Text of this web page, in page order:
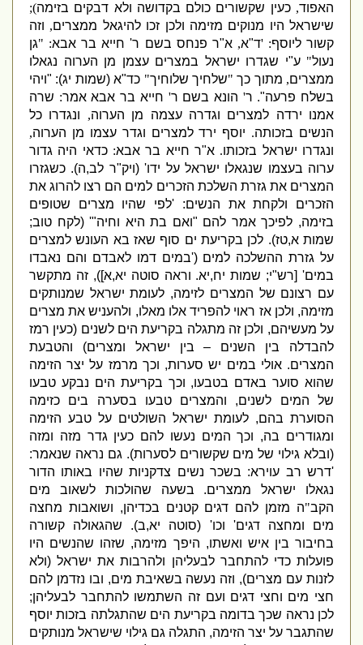
האפוד,כעין שקשורים כולם בקדושה ולא דבקים בזימה);
שישראל היו מנוקים מזימה ולכן זכו להיגאל ממצרים,וזה
קשור ליוסף: 'ד "א,א "ר פנחס בשם ר 'חייא בר אבא: "גן
נעול"ע "י שגדרו ישראל במצרים עצמן מן הערוה נגאלו
ממצרים,מתוך כך"שלחיך שלוחיך"כד"א(שמות יג ): "ויהי
בשלח פרעה".ר הונא בשם ר חייא בר אבא אמר:שרה
אמנו ירדה למצרים וגדרה עצמה מן הערוה,ונגדרו כל
הנשים בזכותה.יוסף ירד למצרים וגדר עצמו מן הערוה,
ונגדרו ישראל בזכותו.א "ר חייא בר אבא:כדאי היה גדור
ערוה בעצמו שנגאלו ישראל על ידו' (ויק"ר לב,ה).כשגזרו
המצרים את גזרת השלכת הזכרים למים הם רצו להרוג את
הזכרים ולקחת את הנשים: 'לפי שהיו מצרים שטופים
בזימה,לפיכך אמר להם"ואם בת היא וחיה"' (לקח טוב;
שמות א טז).לכן בקריעת ים סוף שאז בא העונש למצרים
על גזרת ההשלכה למים(' במים דמו לאבדם והם נאבדו
במים' [רש"י;שמות יח ,יא.וראה סוטה יא ,א]),זה מתקשר
עם רצונם של המצרים לזימה,לעומת ישראל שמנותקים
מזימה,ולכן אז ראוי להפריד אלו מאלו,ולהעניש את מצרים
על מעשיהם,ולכן זה מתגלה בקריעת הים לשנים(כעין רמז
להבדלה בין השנים – בין ישראל ומצרים)והטבעת
המצרים.אולי במים יש סערות,וכך מרמז על יצר הזימה
שהוא סוער באדם בטבעו,וכך בקריעת הים נבקע טבעו
של המים לשנים,והמצרים טבעו בסערה בים כזימה
הסוערת בהם,לעומת ישראל השולטים על טבע הזימה
ומגודרים בה,וכך המים נעשו להם כעין גדר מזה ומזה
ובלא גילוי של מים שקשורים לסערות).גם נראה שנאמר:
דרש רב עוירא:בשכר נשים צדקניות שהיו באותו הדור
נגאלו ישראל ממצרים.בשעה שהולכות לשאוב מים
הקב"ה מזמן להם דגים קטנים בכדיהן,ושואבות מחצה
מים ומחצה דגים'וכו' ( סוטה יא ,ב).שהגאולה קשורה
בחיבור בין איש ואשתו,היפך מזימה,שזהו שהנשים היו
פועלות כדי להתחבר לבעליהן ולהרבות את ישראל(ולא
לזנות עם מצרים),וזה נעשה בשאיבת מים,ובו נזדמן להם
חצי מים וחצי דגים ועם זה השתמשו להתחבר לבעליהן;
לכן נראה שכך בדומה בקריעת הים שהתגלתה בזכות יוסף
שהתגבר על יצר הזימה,התגלה גם גילוי שישראל מנותקים